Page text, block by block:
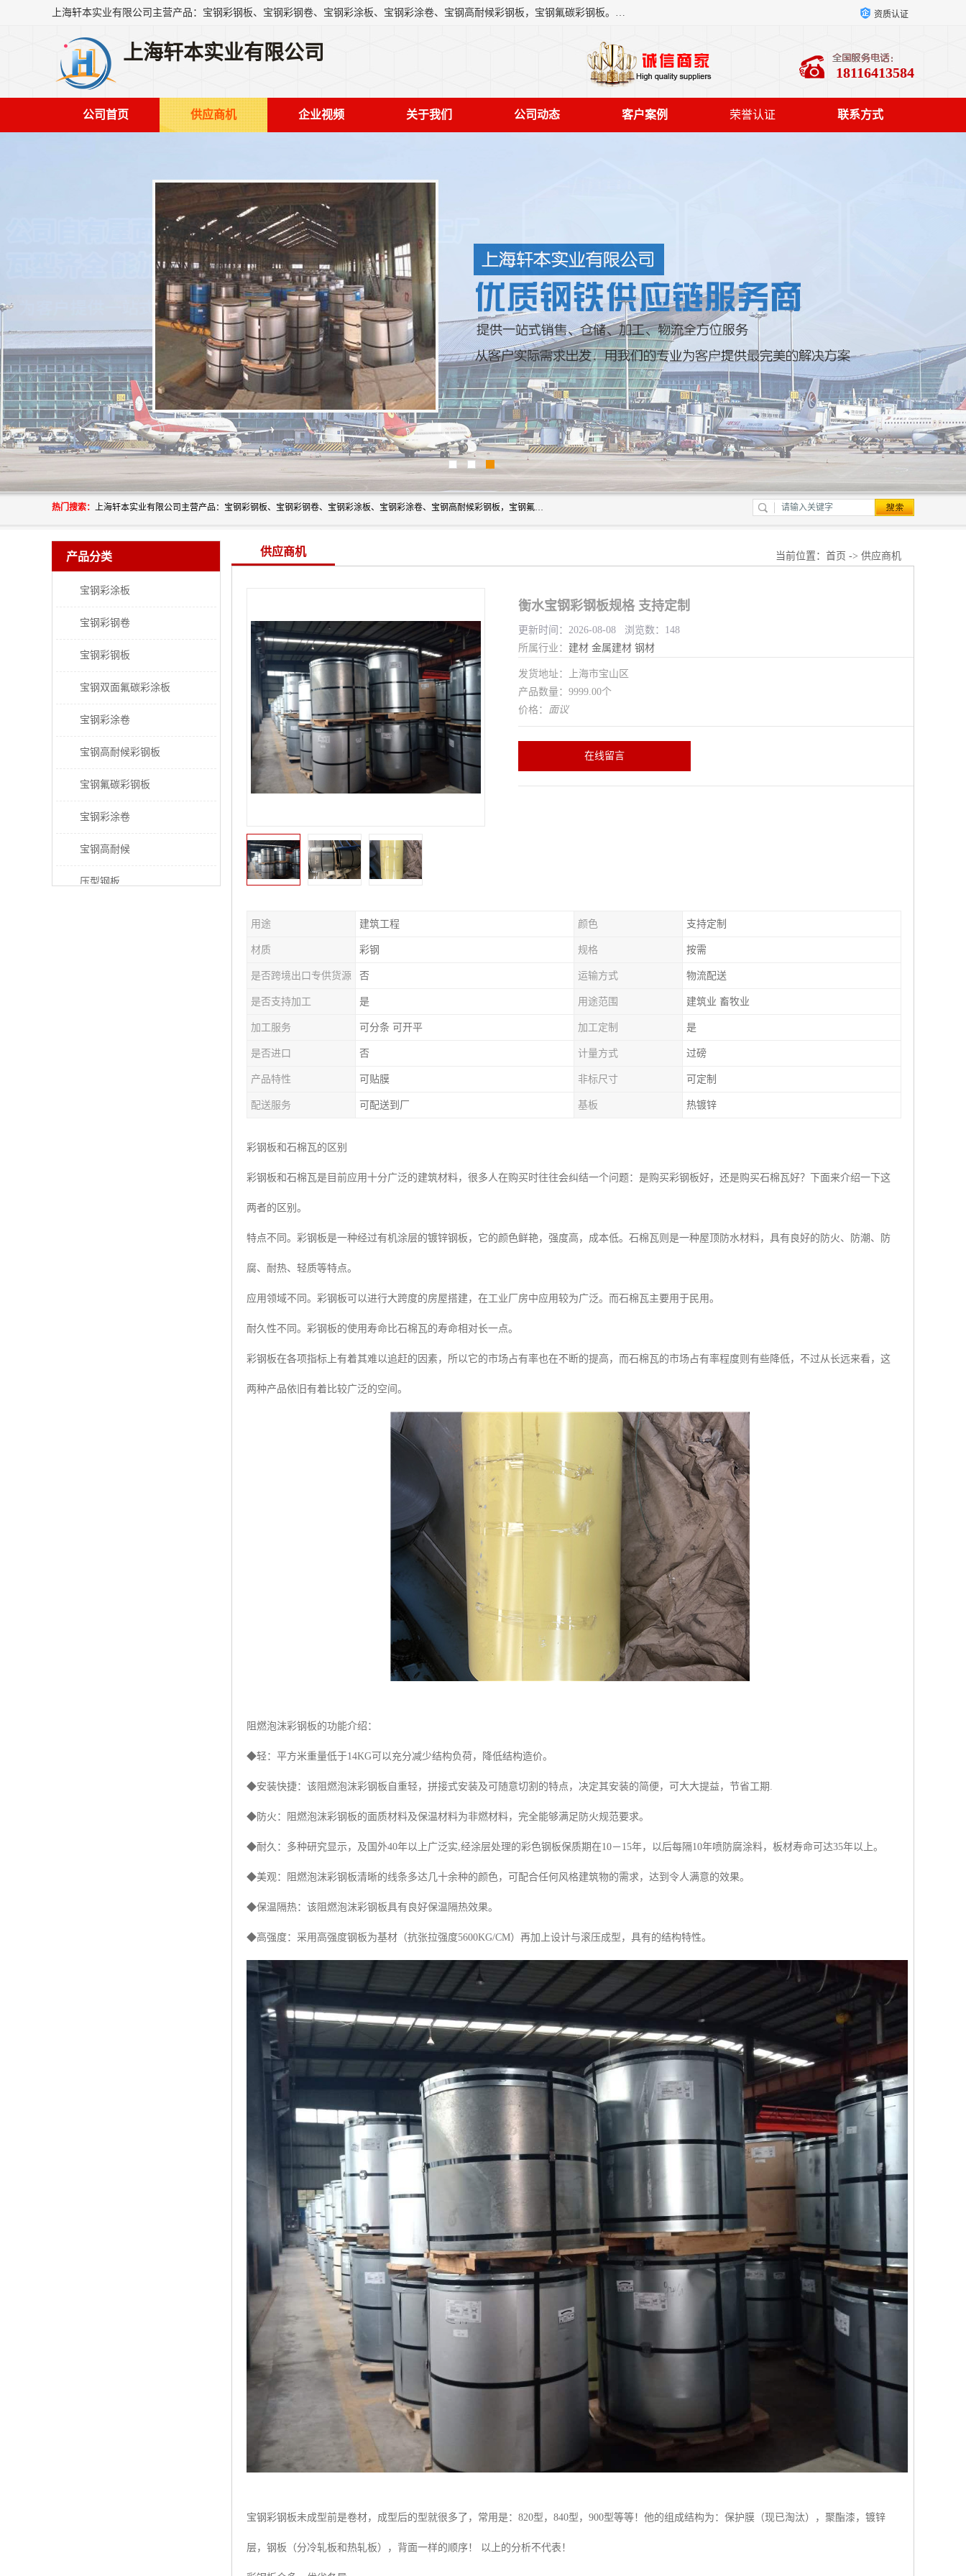
上海轩本实业有限公司主营产品：宝钢彩钢板、宝钢彩钢卷、宝钢彩涂板、宝钢彩涂卷、宝钢高耐候彩钢板，宝钢氟碳彩钢板。是一家集钢铁贸易，物流、加工为一体的产业全配套公司。 资质认证
上海轩本实业有限公司
18116413584
公司首页 供应商机 企业视频 关于我们 公司动态 客户案例 荣誉认证 联系方式
热门搜索： 上海轩本实业有限公司主营产品：宝钢彩钢板、宝钢彩钢卷、宝钢彩涂板、宝钢彩涂卷、宝钢高耐候彩钢板，宝钢氟碳彩钢板。是一家集钢铁贸易，物流、加工为一体的产业全配套公司。
产品分类
宝钢彩涂板
宝钢彩钢卷
宝钢彩钢板
宝钢双面氟碳彩涂板
宝钢彩涂卷
宝钢高耐候彩钢板
宝钢氟碳彩钢板
宝钢彩涂卷
宝钢高耐候
压型钢板
供应商机 当前位置： 首页 -> 供应商机
衡水宝钢彩钢板规格 支持定制
更新时间：2026-08-08 浏览数：148
所属行业： 建材 金属建材 钢材
发货地址：上海市宝山区
产品数量：9999.00个
价格： 面议
在线留言
用途 建筑工程 颜色 支持定制
材质 彩钢 规格 按需
是否跨境出口专供货源 否 运输方式 物流配送
是否支持加工 是 用途范围 建筑业 畜牧业
加工服务 可分条 可开平 加工定制 是
是否进口 否 计量方式 过磅
产品特性 可贴膜 非标尺寸 可定制
配送服务 可配送到厂 基板 热镀锌
彩钢板和石棉瓦的区别
彩钢板和石棉瓦是目前应用十分广泛的建筑材料，很多人在购买时往往会纠结一个问题：是购买彩钢板好，还是购买石棉瓦好？下面来介绍一下这
两者的区别。
特点不同。彩钢板是一种经过有机涂层的镀锌钢板，它的颜色鲜艳，强度高，成本低。石棉瓦则是一种屋顶防水材料，具有良好的防火、防潮、防
腐、耐热、轻质等特点。
应用领域不同。彩钢板可以进行大跨度的房屋搭建，在工业厂房中应用较为广泛。而石棉瓦主要用于民用。
耐久性不同。彩钢板的使用寿命比石棉瓦的寿命相对长一点。
彩钢板在各项指标上有着其难以追赶的因素，所以它的市场占有率也在不断的提高，而石棉瓦的市场占有率程度则有些降低，不过从长远来看，这
两种产品依旧有着比较广泛的空间。
阻燃泡沫彩钢板的功能介绍：
◆轻：平方米重量低于14KG可以充分减少结构负荷，降低结构造价。
◆安装快捷：该阻燃泡沫彩钢板自重轻，拼接式安装及可随意切割的特点，决定其安装的简便，可大大提益，节省工期.
◆防火：阻燃泡沫彩钢板的面质材料及保温材料为非燃材料，完全能够满足防火规范要求。
◆耐久：多种研究显示，及国外40年以上广泛实,经涂层处理的彩色钢板保质期在10－15年，以后每隔10年喷防腐涂料，板材寿命可达35年以上。
◆美观：阻燃泡沫彩钢板清晰的线条多达几十余种的颜色，可配合任何风格建筑物的需求，达到令人满意的效果。
◆保温隔热：该阻燃泡沫彩钢板具有良好保温隔热效果。
◆高强度：采用高强度钢板为基材（抗张拉强度5600KG/CM）再加上设计与滚压成型，具有的结构特性。
宝钢彩钢板未成型前是卷材，成型后的型就很多了，常用是：820型，840型，900型等等！他的组成结构为：保护膜（现已淘汰），聚酯漆，镀锌
层，钢板（分冷轧板和热轧板），背面一样的顺序！ 以上的分析不代表！